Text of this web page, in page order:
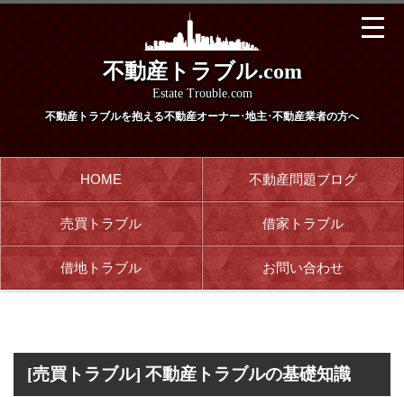
不動産トラブル.com
Estate Trouble.com
不動産トラブルを抱える不動産オーナー･地主･不動産業者の方へ
HOME 不動産問題ブログ
売買トラブル 借家トラブル
借地トラブル お問い合わせ
[売買トラブル] 不動産トラブルの基礎知識